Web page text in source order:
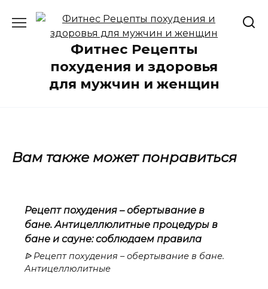
содержанию
Фитнес Рецепты
похудения и здоровья
для мужчин и женщин
Вам также может понравиться
Рецепт похудения – обертывание в
бане. Антицеллюлитные процедуры в
бане и сауне: соблюдаем правила
ᐉ Рецепт похудения – обертывание в бане.
Антицеллюлитные